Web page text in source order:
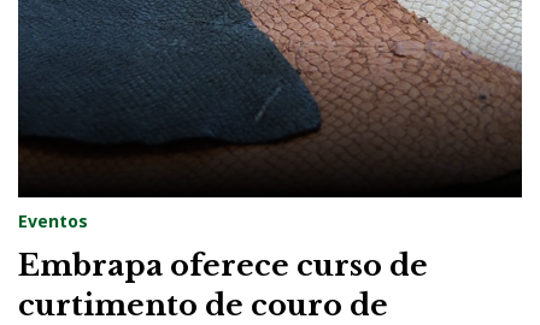
Eventos
Embrapa oferece curso de
curtimento de couro de